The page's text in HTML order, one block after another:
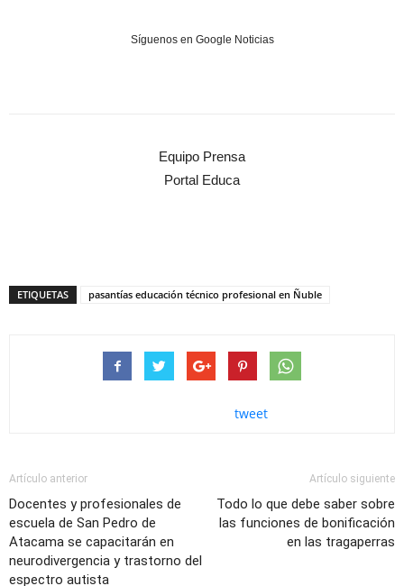
Síguenos en Google Noticias
Equipo Prensa
Portal Educa
ETIQUETAS pasantías educación técnico profesional en Ñuble
tweet
Artículo anterior
Docentes y profesionales de
escuela de San Pedro de
Atacama se capacitarán en
neurodivergencia y trastorno del
espectro autista
Artículo siguiente
Todo lo que debe saber sobre
las funciones de bonificación
en las tragaperras